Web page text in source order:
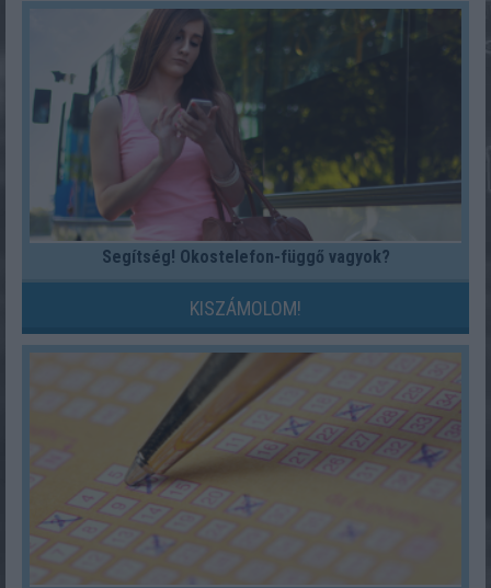
Segítség! Okostelefon-függő vagyok?
KISZÁMOLOM!